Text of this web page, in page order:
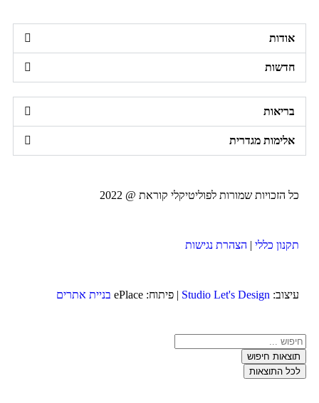
אודות
חדשות
בריאות
אלימות מגדרית
כל הזכויות שמורות לפוליטיקלי קוראת @ 2022
תקנון כללי|הצהרת נגישות
עיצוב:Studio Let's Design| פיתוח: ePlace בניית אתרים
תוצאות חיפוש
לכל התוצאות